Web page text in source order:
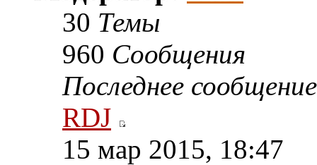
30 Темы
960 Сообщения
Последнее сообщение
RDJ
15 мар 2015, 18:47